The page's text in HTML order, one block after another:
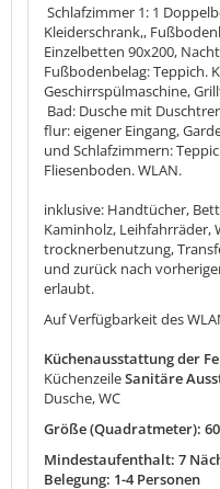
Schlafzimmer 1: 1
Kleiderschrank,,
Einzelbetten 90x200,
Fußbodenbelag: Teppich.
Geschirrspülmaschine,
Bad: Dusche mit
flur: eigener Eingang,
und Schlafzimmern:
Fliesenboden. WLAN.
inklusive: Handtücher,
Kaminholz, Leihfahrräder,
trocknerbenutzung,
und zurück nach
erlaubt.
Auf Verfügbarkeit des
Küchenausstattung der
KüchenzeileSanitäre
Dusche, WC
Größe (Quadratmeter): 60
Mindestaufenthalt: 7
Belegung: 1-4 Personen